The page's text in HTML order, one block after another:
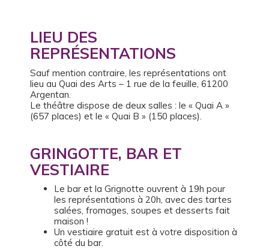
LIEU DES
REPRÉSENTATIONS
Sauf mention contraire, les représentations ont
lieu au Quai des Arts – 1 rue de la feuille, 61200
Argentan.
Le théâtre dispose de deux salles : le « Quai A »
(657 places) et le « Quai B » (150 places).
GRINGOTTE, BAR ET
VESTIAIRE
Le bar et la Grignotte ouvrent à 19h pour
les représentations à 20h, avec des tartes
salées, fromages, soupes et desserts fait
maison !
Un vestiaire gratuit est à votre disposition à
côté du bar.